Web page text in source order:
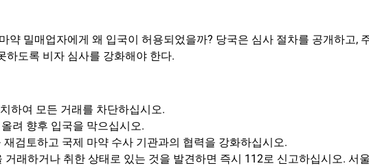
약 밀매업자에게 왜 입국이 허용되었을까? 당국은 심사 절차를 공개하고,
하도록 비자 심사를 강화해야 한다.
하여 모든 거래를 차단하십시오.
려 향후 입국을 막으십시오.
검토하고 국제 마약 수사 기관과의 협력을 강화하십시오.
거래하거나 취한 상태로 있는 것을 발견하면 즉시 112로 신고하십시오. 서